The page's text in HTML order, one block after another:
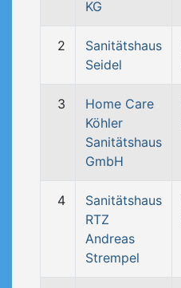
KG
2
Sanitätshaus
Seidel
3
Home Care
Köhler
Sanitätshaus
GmbH
4
Sanitätshaus
RTZ
Andreas
Strempel